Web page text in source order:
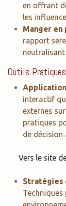
en offrant
les
Manger en
rapport
Outils
interactif
externes
pratiques
de décision
Vers le site
Stratégies
Techniques